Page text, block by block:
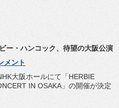
ー・ハンコック、待望の大阪公演
メント
大阪ホールにて「HERBIE
IN OSAKA」の開催が決定